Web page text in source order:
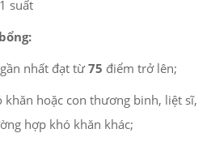
suất
nhất đạt từ75 điểm trở lên;
khăn hoặc con thương binh, liệt sĩ,
hợp khó khăn khác;